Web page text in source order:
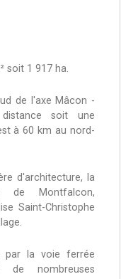
soit 1 917 ha.
de l'axe Mâcon -
distance soit une
à 60 km au nord-
d'architecture, la
de Montfalcon,
Saint-Christophe
par la voie ferrée
de nombreuses